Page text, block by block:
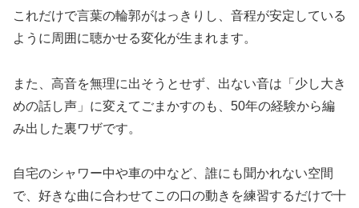
これだけで言葉の輪郭がはっきりし、音程が安定している
ように周囲に聴かせる変化が生まれます。
また、高音を無理に出そうとせず、出ない音は「少し大き
めの話し声」に変えてごまかすのも、50年の経験から編
み出した裏ワザです。
自宅のシャワー中や車の中など、誰にも聞かれない空間
で、好きな曲に合わせてこの口の動きを練習するだけで十